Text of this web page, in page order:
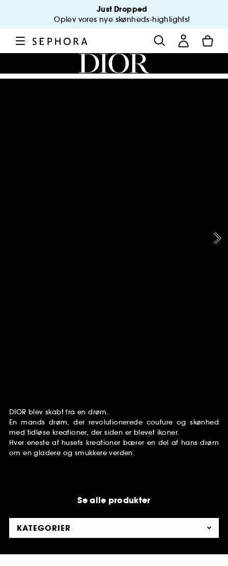
Just Dropped
Oplev vores nye skønheds-highlights!
DIOR blev skabt fra en drøm.
En mands drøm, der revolutionerede couture og skønhed
med tidløse kreationer, der siden er blevet ikoner.
Hver eneste af husets kreationer bærer en del af hans drøm
om en gladere og smukkere verden.
Se alle produkter
KATEGORIER